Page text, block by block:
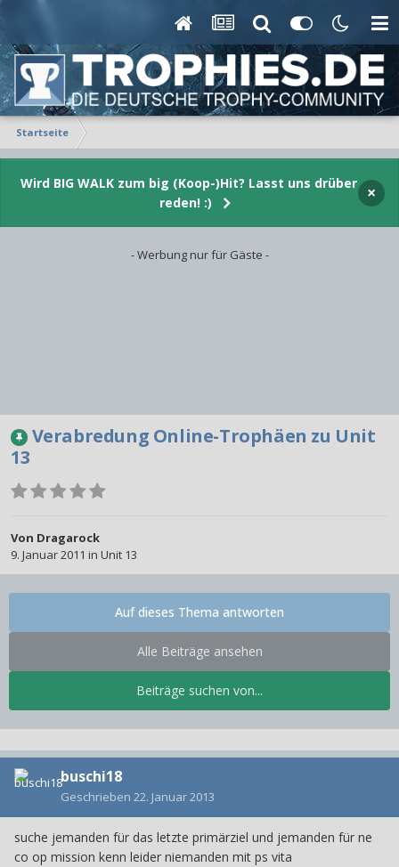
Startseite
Wird BIG WALK zum big (Koop-)Hit? Lasst uns drüber
reden! :)
×
- Werbung nur für Gäste -
Verabredung Online-Trophäen zu Unit
13
Von Dragarock
9. Januar 2011 in Unit 13
Beiträge suchen von...
Alle Beiträge ansehen
Auf dieses Thema antworten
buschi18
Geschrieben 22. Januar 2013
suche jemanden für das letzte primärziel und jemanden für ne
co op mission kenn leider niemanden mit ps vita